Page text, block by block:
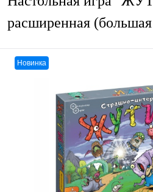
расширенная
Новинка